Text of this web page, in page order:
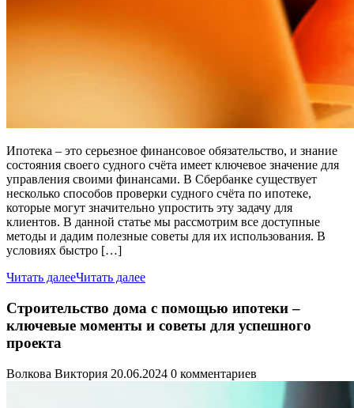
Ипотека – это серьезное финансовое обязательство, и знание
состояния своего судного счёта имеет ключевое значение для
управления своими финансами. В Сбербанке существует
несколько способов проверки судного счёта по ипотеке,
которые могут значительно упростить эту задачу для
клиентов. В данной статье мы рассмотрим все доступные
методы и дадим полезные советы для их использования. В
условиях быстро […]
Читать далееЧитать далее
Строительство дома с помощью ипотеки –
ключевые моменты и советы для успешного
проекта
Волкова Виктория 20.06.2024 0 комментариев